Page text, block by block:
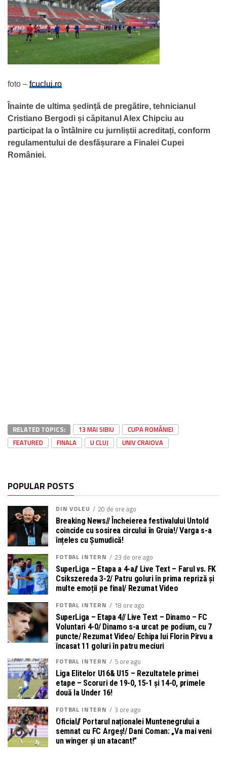
foto – fcucluj.ro
Înainte de ultima ședință de pregătire, tehnicianul
Cristiano Bergodi și căpitanul Alex Chipciu au
participat la o întâlnire cu jurnliștii acreditați, conform
regulamentului de desfășurare a Finalei Cupei
României.
RELATED TOPICS: 13 MAI SIBIU
CUPA ROMÂNIEI
FEATURED
FINALA U CLUJ UNIV CRAIOVA
POPULAR POSTS
DIN VOLEU 20 de ore ago
Breaking News// Încheierea festivalului Untold
coincide cu sosirea circului în Gruia!/ Varga s-a
înțeles cu Șumudică!
FOTBAL INTERN
23 de ore ago
SuperLiga – Etapa a 4-a// Live Text – Farul vs. FK
Csikszereda 3-2/ Patru goluri în prima repriză și
multe emoții pe final/ Rezumat Video
FOTBAL INTERN
18 ore ago
SuperLiga – Etapa 4// Live Text – Dinamo – FC
Voluntari 4-0/ Dinamo s-a urcat pe podium, cu 7
puncte/ Rezumat Video/ Echipa lui Florin Pîrvu a
încasat 11 goluri în patru meciuri
FOTBAL INTERN
5 ore ago
Liga Elitelor U16& U15 – Rezultatele primei
etape – Scoruri de 19-0, 15-1 și 14-0, primele
două la Under 16!
FOTBAL INTERN
3 ore ago
Oficial// Portarul naționalei Muntenegrului a
semnat cu FC Argeș!/ Dani Coman: „Va mai veni
un winger și un atacant!”